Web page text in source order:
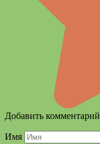
Добавить комментарий
Имя